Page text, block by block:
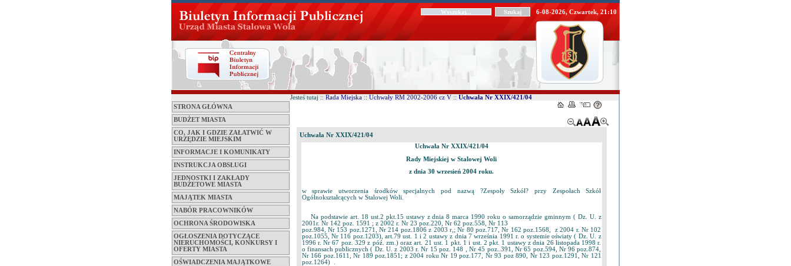
6-08-2026, Czwartek, 21:10
STRONA GŁÓWNA
BUDŻET MIASTA
CO, JAK I GDZIE ZAŁATWIĆ W
URZĘDZIE MIEJSKIM
INFORMACJE I KOMUNIKATY
INSTRUKCJA OBSŁUGI
JEDNOSTKI I ZAKŁADY
BUDŻETOWE MIASTA
MAJĄTEK MIASTA
NABÓR PRACOWNIKÓW
OCHRONA ŚRODOWISKA
OGŁOSZENIA DOTYCZĄCE
NIERUCHOMOŚCI, KONKURSY I
OFERTY MIASTA
OŚWIADCZENIA MAJĄTKOWE
Jesteś tutaj :: Rada Miejska :: Uchwały RM 2002-2006 cz V :: Uchwała Nr XXIX/421/04
Uchwała Nr XXIX/421/04
Uchwała Nr XXIX/421/04
Rady Miejskiej w Stalowej Woli
z dnia 30 wrzesień 2004 roku.
w sprawie utworzenia środków specjalnych pod nazwą ?Zespoły Szkół? przy Zespołach Szkół
Ogólnokształcących w Stalowej Woli.
Na podstawie art. 18 ust.2 pkt.15 ustawy z dnia 8 marca 1990 roku o samorządzie gminnym ( Dz. U. z
2001r. Nr 142 poz. 1591 ; z 2002 r. Nr 23 poz.220, Nr 62 poz.558, Nr 113
poz.984, Nr 153 poz.1271, Nr 214 poz.1806 z 2003 r,; Nr 80 poz.717, Nr 162 poz.1568, z 2004 r. Nr 102
poz.1055, Nr 116 poz.1203), art.79 ust. 1 i 2 ustawy z dnia 7 września 1991 r. o systemie oświaty ( Dz. U. z
1996 r. Nr 67 poz. 329 z póź. zm.) oraz art. 21 ust. 1 pkt. 1 i ust. 2 pkt. 1 ustawy z dnia 26 listopada 1998 r.
o finansach publicznych ( Dz. U. z 2003 r. Nr 15 poz. 148 , Nr 45 poz..391, Nr 65 poz.594, Nr 96 poz.874,
Nr 166 poz.1611, Nr 189 poz.1851; z 2004 roku Nr 19 poz.177, Nr 93 poz 890, Nr 123 poz.1291, Nr 121
poz.1264) .